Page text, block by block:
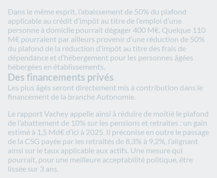
Dans le même esprit, l’abaissement de 50% du plafond
applicable au crédit d’impôt au titre de l’emploi d’une
personne à domicile pourrait dégager 400 M€. Quelque 110
M€ pourraient par ailleurs provenir d’une réduction de 50%
du plafond de la réduction d’impôt au titre des frais de
dépendance et d’hébergement pour les personnes âgées
hébergées en établissements.
Des financements privés
Les plus âgés seront directement mis à contribution dans le
financement de la branche Autonomie.
Le rapport Vachey appelle ainsi à réduire de moitié le plafond
de l’abattement de 10% sur les pensions et retraites : un gain
estimé à 1,5 Md€ d’ici à 2025. Il préconise en outre le passage
de la CSG payée par les retraités de 8,3% à 9,2%, l’alignant
ainsi sur le taux applicable aux actifs. Une mesure qui
pourrait, pour une meilleure acceptabilité politique, être
lissée sur 3 ans.